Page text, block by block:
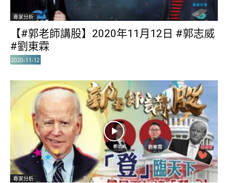
專家分析
【#郭老師講股】2020年11月12日 #郭志威
#劉東霖
2020-11-12
專家分析